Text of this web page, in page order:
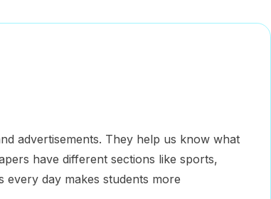
advertisements. They help us know what
have different sections like sports,
every day makes students more